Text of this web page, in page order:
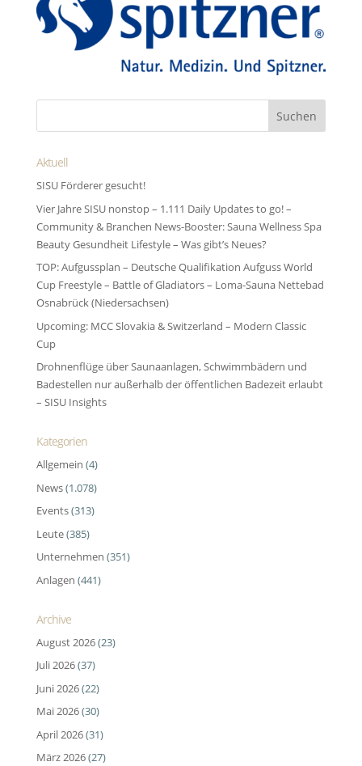
Aktuell
SISU Förderer gesucht!
Vier Jahre SISU nonstop – 1.111 Daily Updates to go! –
Community & Branchen News-Booster: Sauna Wellness Spa
Beauty Gesundheit Lifestyle – Was gibt’s Neues?
TOP: Aufgussplan – Deutsche Qualifikation Aufguss World
Cup Freestyle – Battle of Gladiators – Loma-Sauna Nettebad
Osnabrück (Niedersachsen)
Upcoming: MCC Slovakia & Switzerland – Modern Classic
Cup
Drohnenflüge über Saunaanlagen, Schwimmbädern und
Badestellen nur außerhalb der öffentlichen Badezeit erlaubt
– SISU Insights
Kategorien
Allgemein (4)
News(1.078)
Events(313)
Leute(385)
Unternehmen (351)
Anlagen (441)
Archive
August 2026(23)
Juli 2026(37)
Juni 2026(22)
Mai 2026(30)
April 2026(31)
März 2026(27)